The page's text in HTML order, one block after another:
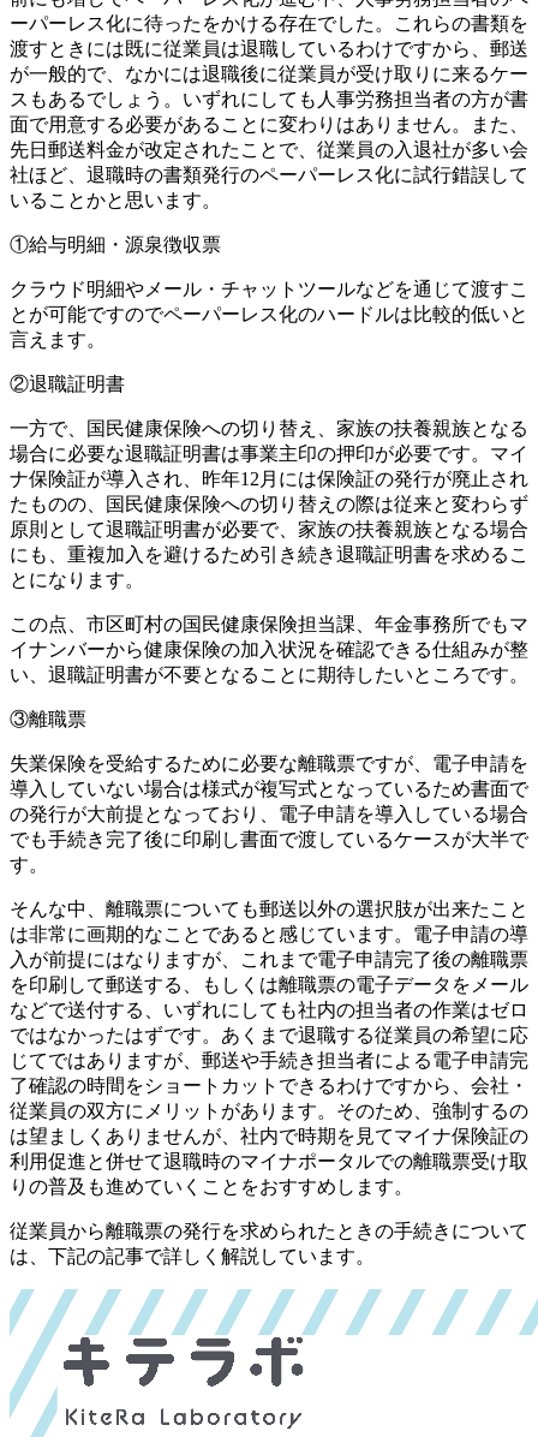
ーパーレス化に待ったをかける存在でした。これらの書類を
渡すときには既に従業員は退職しているわけですから、郵送
が一般的で、なかには退職後に従業員が受け取りに来るケー
スもあるでしょう。いずれにしても人事労務担当者の方が書
面で用意する必要があることに変わりはありません。また、
先日郵送料金が改定されたことで、従業員の入退社が多い会
社ほど、退職時の書類発行のペーパーレス化に試行錯誤して
いることかと思います。
①給与明細・源泉徴収票
クラウド明細やメール・チャットツールなどを通じて渡すこ
とが可能ですのでペーパーレス化のハードルは比較的低いと
言えます。
②退職証明書
一方で、国民健康保険への切り替え、家族の扶養親族となる
場合に必要な退職証明書は事業主印の押印が必要です。マイ
ナ保険証が導入され、昨年12月には保険証の発行が廃止され
たものの、国民健康保険への切り替えの際は従来と変わらず
原則として退職証明書が必要で、家族の扶養親族となる場合
にも、重複加入を避けるため引き続き退職証明書を求めるこ
とになります。
この点、市区町村の国民健康保険担当課、年金事務所でもマ
イナンバーから健康保険の加入状況を確認できる仕組みが整
い、退職証明書が不要となることに期待したいところです。
③離職票
失業保険を受給するために必要な離職票ですが、電子申請を
導入していない場合は様式が複写式となっているため書面で
の発行が大前提となっており、電子申請を導入している場合
でも手続き完了後に印刷し書面で渡しているケースが大半で
す。
そんな中、 離職票についても郵送以外の選択肢が出来たこと
は非常に画期的なことであると感じています。 電子申請の導
入が前提にはなりますが、これまで電子申請完了後の離職票
を印刷して郵送する、もしくは離職票の電子データをメール
などで送付する、いずれにしても社内の担当者の作業はゼロ
ではなかったはずです。あくまで退職する従業員の希望に応
じてではありますが、郵送や手続き担当者による電子申請完
了確認の時間をショートカットできるわけですから、会社・
従業員の双方にメリットがあります。そのため、強制するの
は望ましくありませんが、社内で時期を見てマイナ保険証の
利用促進と併せて退職時のマイナポータルでの離職票受け取
りの普及も進めていくことをおすすめします。
従業員から離職票の発行を求められたときの手続きについて
は、下記の記事で詳しく解説しています。